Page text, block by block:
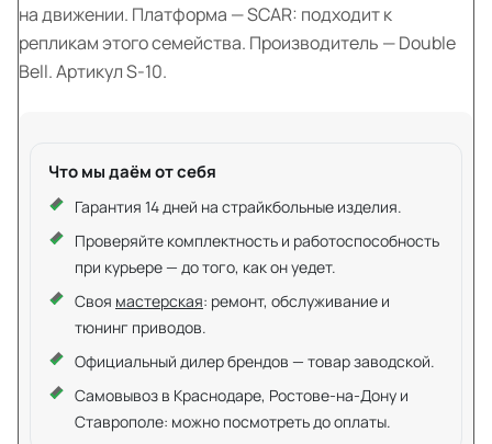
на движении. Платформа — SCAR: подходит к
репликам этого семейства. Производитель — Double
Bell. Артикул S-10.
Что мы даём от себя
Гарантия 14 дней на страйкбольные изделия.
Проверяйте комплектность и работоспособность
при курьере — до того, как он уедет.
Своя мастерская: ремонт, обслуживание и
тюнинг приводов.
Официальный дилер брендов — товар заводской.
Самовывоз в Краснодаре, Ростове-на-Дону и
Ставрополе: можно посмотреть до оплаты.